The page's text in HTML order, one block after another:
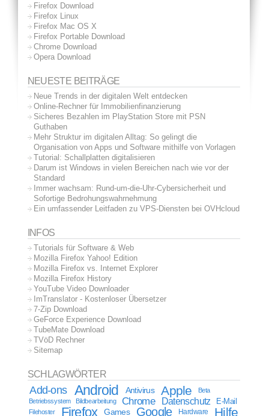
Firefox Download
Firefox Linux
Firefox Mac OS X
Firefox Portable Download
Chrome Download
Opera Download
NEUESTE BEITRÄGE
Neue Trends in der digitalen Welt entdecken
Online-Rechner für Immobilienfinanzierung
Sicheres Bezahlen im PlayStation Store mit PSN
Guthaben
Mehr Struktur im digitalen Alltag: So gelingt die
Organisation von Apps und Software mithilfe von Vorlagen
Tutorial: Schallplatten digitalisieren
Darum ist Windows in vielen Bereichen nach wie vor der
Standard
Immer wachsam: Rund-um-die-Uhr-Cybersicherheit und
Sofortige Bedrohungswahrnehmung
Ein umfassender Leitfaden zu VPS-Diensten bei OVHcloud
INFOS
Tutorials für Software & Web
Mozilla Firefox Yahoo! Edition
Mozilla Firefox vs. Internet Explorer
Mozilla Firefox History
YouTube Video Downloader
ImTranslator - Kostenloser Übersetzer
7-Zip Download
GeForce Experience Download
TubeMate Download
TVöD Rechner
Sitemap
SCHLAGWÖRTER
Add-ons Android Antivirus Apple
Beta
Betriebssystem
Bildbearbeitung Chrome Datenschutz E-Mail
Filehoster Firefox Games Google Hardware Hilfe